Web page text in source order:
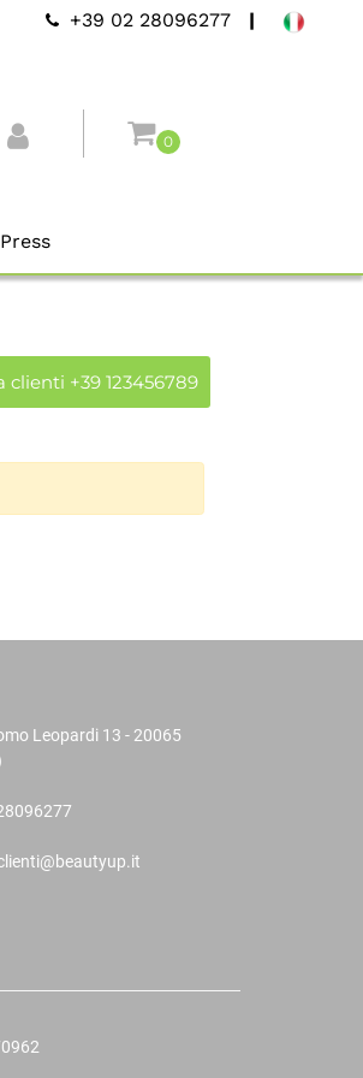
+39 02 28096277 |
0
Press
clienti +39 123456789
Leopardi 13 - 20065